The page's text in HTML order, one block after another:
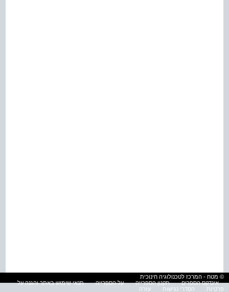
© מטח - המרכז לטכנולוגיה חינוכית
אינדקס הספרים
תקנון הספרייה על הספרייה
תנאי שימוש באתר והגנה על
פרטיות
הסדרי נגישות עזרה